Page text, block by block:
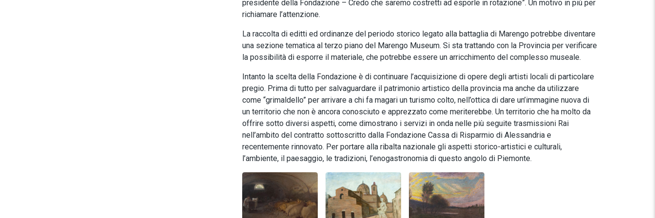
presidente della Fondazione – Credo che saremo costretti ad esporle in rotazione”. Un motivo in più per
richiamare l’attenzione.
La raccolta di editti ed ordinanze del periodo storico legato alla battaglia di Marengo potrebbe diventare
una sezione tematica al terzo piano del Marengo Museum. Si sta trattando con la Provincia per verificare
la possibilità di esporre il materiale, che potrebbe essere un arricchimento del complesso museale.
Intanto la scelta della Fondazione è di continuare l’acquisizione di opere degli artisti locali di particolare
pregio. Prima di tutto per salvaguardare il patrimonio artistico della provincia ma anche da utilizzare
come “grimaldello” per arrivare a chi fa magari un turismo colto, nell’ottica di dare un’immagine nuova di
un territorio che non è ancora conosciuto e apprezzato come meriterebbe. Un territorio che ha molto da
offrire sotto diversi aspetti, come dimostrano i servizi in onda nelle più seguite trasmissioni Rai
nell’ambito del contratto sottoscritto dalla Fondazione Cassa di Risparmio di Alessandria e
recentemente rinnovato. Per portare alla ribalta nazionale gli aspetti storico-artistici e culturali,
l’ambiente, il paesaggio, le tradizioni, l’enogastronomia di questo angolo di Piemonte.